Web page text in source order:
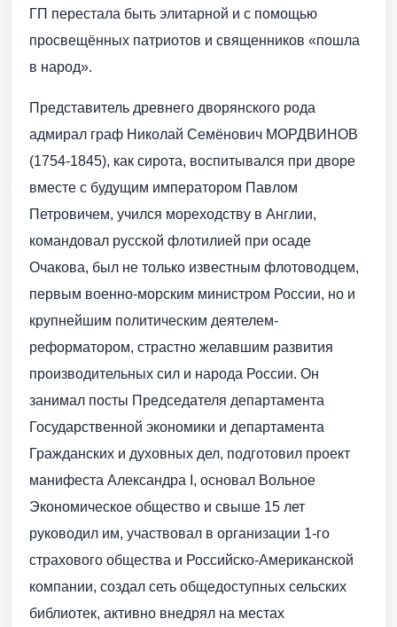
ГП перестала быть элитарной и с помощью
просвещённых патриотов и священников «пошла
в народ».
Представитель древнего дворянского рода
адмирал граф Николай Семёнович МОРДВИНОВ
(1754-1845), как сирота, воспитывался при дворе
вместе с будущим императором Павлом
Петровичем, учился мореходству в Англии,
командовал русской флотилией при осаде
Очакова, был не только известным флотоводцем,
первым военно-морским министром России, но и
крупнейшим политическим деятелем-
реформатором, страстно желавшим развития
производительных сил и народа России. Он
занимал посты Председателя департамента
Государственной экономики и департамента
Гражданских и духовных дел, подготовил проект
манифеста Александра I, основал Вольное
Экономическое общество и свыше 15 лет
руководил им, участвовал в организации 1-го
страхового общества и Российско-Американской
компании, создал сеть общедоступных сельских
библиотек, активно внедрял на местах